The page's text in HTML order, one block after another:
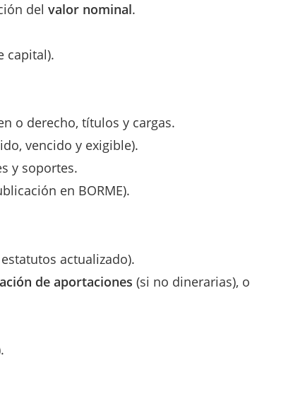
del valor nominal.
capital).
o derecho, títulos y cargas.
vencido y exigible).
y soportes.
en BORME).
actualizado).
de aportaciones (si no dinerarias), o